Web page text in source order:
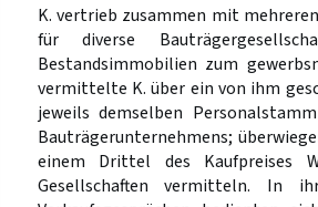
K. vertrieb zusammen mit
für diverse
Bestandsimmobilien zum
vermittelte K. über ein von ihm
jeweils demselben
Bauträgerunternehmens;
einem Drittel des Kaufpreises
Gesellschaften vermitteln. In